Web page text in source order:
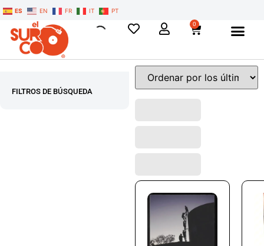
ES EN FR IT PT
0
FILTROS DE BÚSQUEDA